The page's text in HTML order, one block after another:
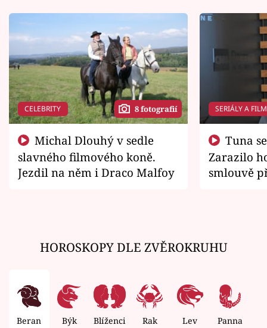
CELEBRITY 8 fotografií
slavného filmového koně.
Jezdil na něm i Draco Malfoy
SERIÁLY A
Zarazilo
smlouvě
HOROSKOPY DLE ZVĚROKRUHU
Beran Býk Blíženci Rak Lev Panna